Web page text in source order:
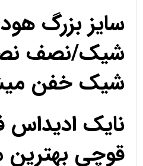
سایز بزرگ
شیک/نصف
شیک خفن
نایک ادیداس
قوچی